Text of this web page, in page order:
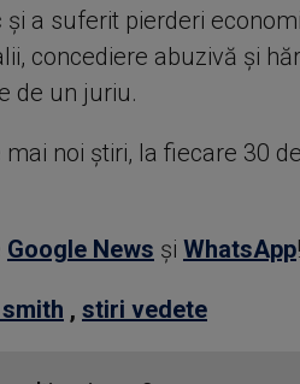
a suferit pierderi
concediere abuzivă şi
de un juriu.
noi știri, la fiecare 30
Google News şi WhatsApp!
, stiri vedete